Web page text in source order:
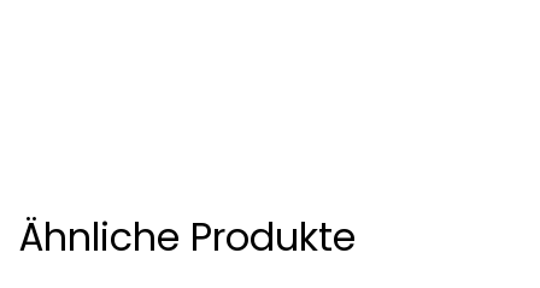
Ähnliche Produkte